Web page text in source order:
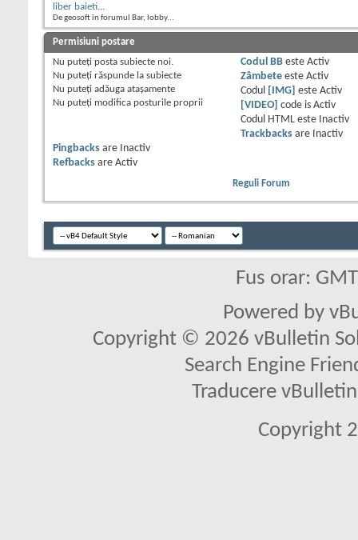
liber baieti...
De geosoft în forumul Bar, lobby...
Permisiuni postare
Nu puteţi posta subiecte noi.
Nu puteţi răspunde la subiecte
Nu puteţi adăuga ataşamente
Nu puteţi modifica posturile proprii
Codul BBeste Activ
Zâmbeteeste Activ
Codul
[IMG] este Activ
[VIDEO] code is Activ
Codul HTML este
Inactiv
Trackbacksare
Inactiv
Pingbacks are
Inactiv
Refbacks are Activ
Reguli Forum
Fus orar:
Powered by
Copyright © 2026 vBulletin
Search Engine
Traducere
Copyright